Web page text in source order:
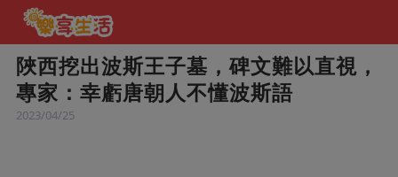
陜西挖出波斯王子墓，碑文難以直視，
專家：幸虧唐朝人不懂波斯語
2023/04/25